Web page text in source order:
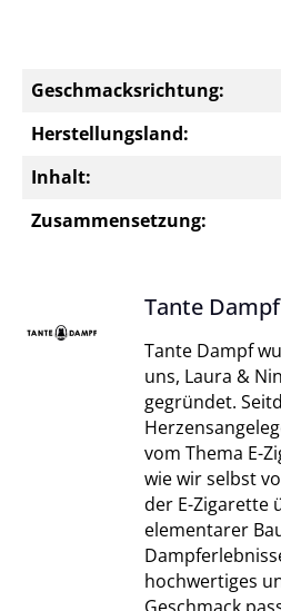
Geschmacksrichtung:
Herstellungsland:
Inhalt:
Zusammensetzung:
Tante Dampf
Tante Dampf
uns, Laura &
gegründet.
vom Thema E-
wie wir selbst
der E-Zigarette
elementarer
hochwertiges